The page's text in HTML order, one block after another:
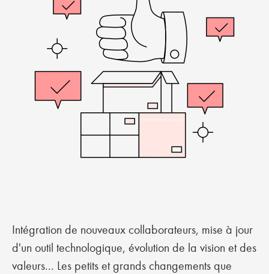
Intégration de nouveaux collaborateurs, mise à jour
d'un outil technologique, évolution de la vision et des
valeurs... Les petits et grands changements que